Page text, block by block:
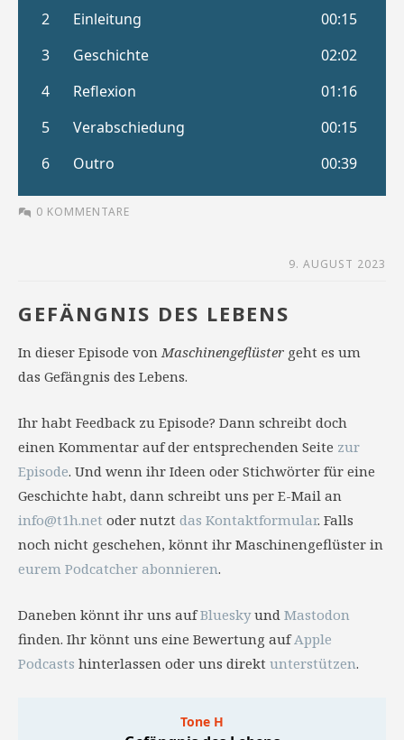
0 KOMMENTARE
9. AUGUST 2023
GEFÄNGNIS DES LEBENS
In dieser Episode vonMaschinengeflüster geht es um
das Gefängnis des Lebens.
Ihr habt Feedback zu Episode? Dann schreibt doch
einen Kommentar auf der entsprechenden Seite zur
Episode. Und wenn ihr Ideen oder Stichwörter für eine
Geschichte habt, dann schreibt uns per E-Mail an
info@t1h.net oder nutzt das Kontaktformular. Falls
noch nicht geschehen, könnt ihr Maschinengeflüster in
eurem Podcatcher abonnieren.
Daneben könnt ihr uns aufBlueskyund Mastodon
finden. Ihr könnt uns eine Bewertung aufApple
Podcasts hinterlassen oder uns direkt unterstützen.